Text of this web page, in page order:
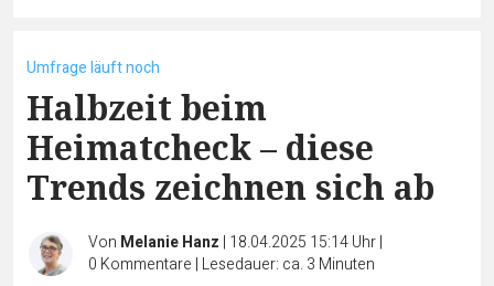
Umfrage läuft noch
Halbzeit beim
Heimatcheck – diese
Trends zeichnen sich ab
Von Melanie Hanz | 18.04.2025 15:14 Uhr|
0 Kommentare | Lesedauer: ca. 3 Minuten